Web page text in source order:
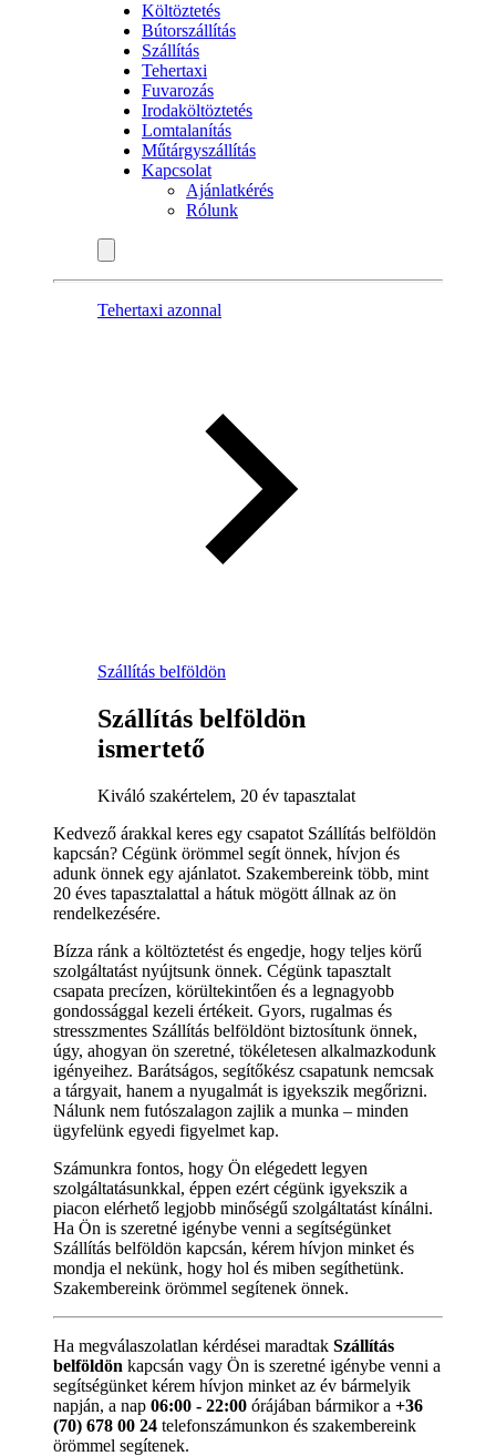
Költöztetés
Bútorszállítás
Szállítás
Tehertaxi
Fuvarozás
Irodaköltöztetés
Lomtalanítás
Műtárgyszállítás
Kapcsolat
Ajánlatkérés
Rólunk
Tehertaxi azonnal
Szállítás belföldön
Szállítás belföldön
ismertető
Kiváló szakértelem, 20 év tapasztalat
Kedvező árakkal keres egy csapatot Szállítás belföldön
kapcsán? Cégünk örömmel segít önnek, hívjon és
adunk önnek egy ajánlatot. Szakembereink több, mint
20 éves tapasztalattal a hátuk mögött állnak az ön
rendelkezésére.
Bízza ránk a költöztetést és engedje, hogy teljes körű
szolgáltatást nyújtsunk önnek. Cégünk tapasztalt
csapata precízen, körültekintően és a legnagyobb
gondossággal kezeli értékeit. Gyors, rugalmas és
stresszmentes Szállítás belföldönt biztosítunk önnek,
úgy, ahogyan ön szeretné, tökéletesen alkalmazkodunk
igényeihez. Barátságos, segítőkész csapatunk nemcsak
a tárgyait, hanem a nyugalmát is igyekszik megőrizni.
Nálunk nem futószalagon zajlik a munka – minden
ügyfelünk egyedi figyelmet kap.
Számunkra fontos, hogy Ön elégedett legyen
szolgáltatásunkkal, éppen ezért cégünk igyekszik a
piacon elérhető legjobb minőségű szolgáltatást kínálni.
Ha Ön is szeretné igénybe venni a segítségünket
Szállítás belföldön kapcsán, kérem hívjon minket és
mondja el nekünk, hogy hol és miben segíthetünk.
Szakembereink örömmel segítenek önnek.
Ha megválaszolatlan kérdései maradtak Szállítás
belföldön kapcsán vagy Ön is szeretné igénybe venni a
segítségünket kérem hívjon minket az év bármelyik
napján, a nap 06:00 - 22:00 órájában bármikor a +36
(70) 678 00 24 telefonszámunkon és szakembereink
örömmel segítenek.